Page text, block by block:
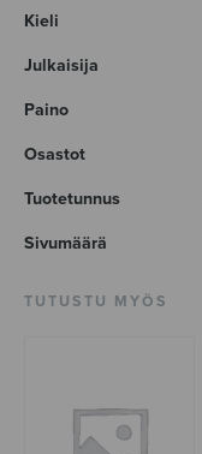
Kieli
Julkaisija
Paino
Osastot
Tuotetunnus
Sivumäärä
TUTUSTU MYÖS